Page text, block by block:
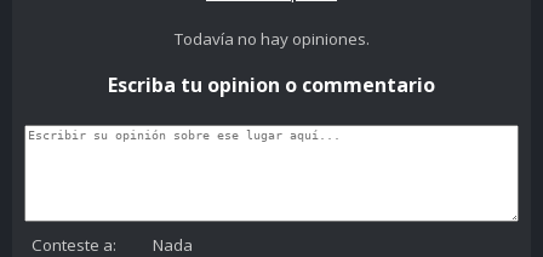
Todavía no hay opiniones.
Escriba tu opinion o commentario
Conteste a:
Nada